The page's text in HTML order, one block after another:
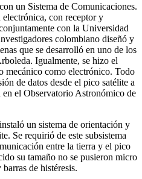
un Sistema de Comunicaciones.
electrónica, con receptor y
con la Universidad
colombiano diseñó y
que se desarrolló en uno de los
Igualmente, se hizo el
mecánico como electrónico. Todo
de datos desde el pico satélite a
en el Observatorio Astronómico de
un sistema de orientación y
Se requirió de este subsistema
entre la tierra y el pico
su tamaño no se pusieron micro
de histéresis.